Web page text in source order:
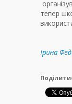
тепер
Ірина